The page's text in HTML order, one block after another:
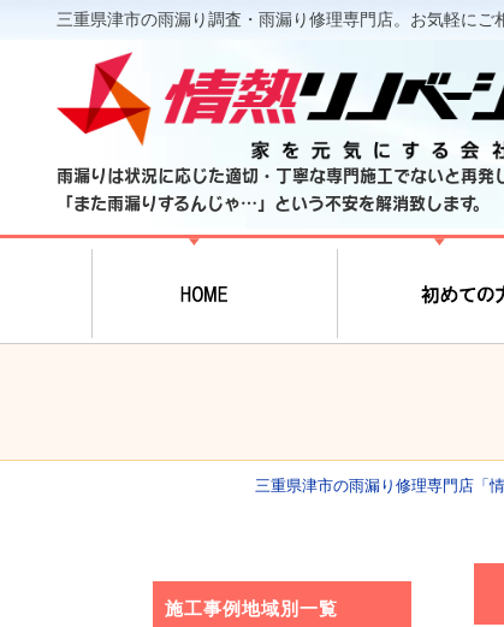
三重県津市の雨漏り調査・雨漏り修理専門店。お気軽にご
雨漏りは状況に応じた適切・丁寧な専門施工でないと再発
「また雨漏りするんじゃ…」という不安を解消致します。
三重県津市の雨漏り修理専門店「
施工事例地域別一覧